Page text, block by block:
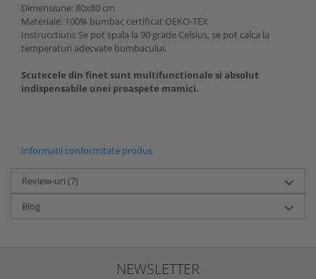
Dimensiune: 80x80 cm
Materiale: 100% bumbac certificat OEKO-TEX
Instrucctiuni: Se pot spala la 90 grade Celsius, se pot calca la
temperaturi adecvate bumbacului.
Scutecele din finet sunt multifunctionale si absolut
indispensabile unei proaspete mamici.
Informatii conformitate produs
Review-uri (7)
Blog
NEWSLETTER